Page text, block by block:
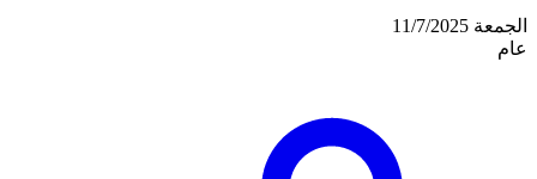
الجمعة 11/7/2025
عام